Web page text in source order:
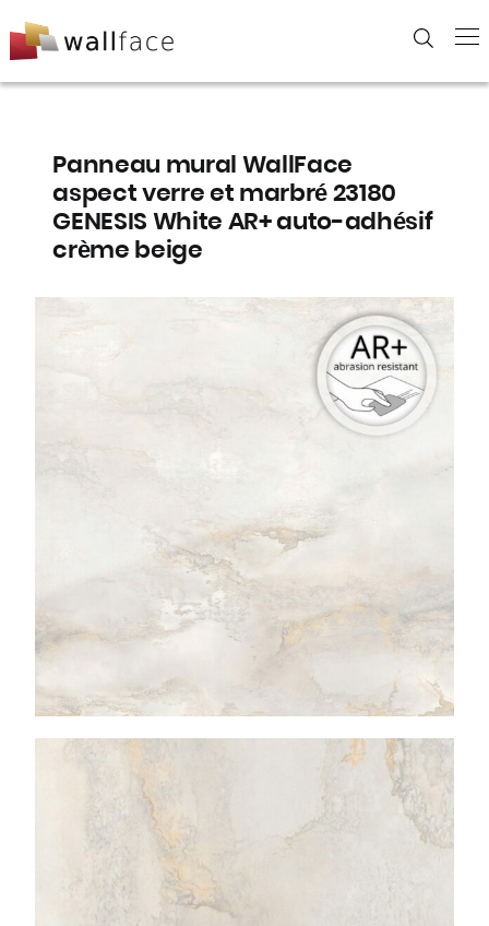
to
Panneau mural WallFace
aspect verre et marbré 23180
GENESIS White AR+ auto-adhésif
crème beige